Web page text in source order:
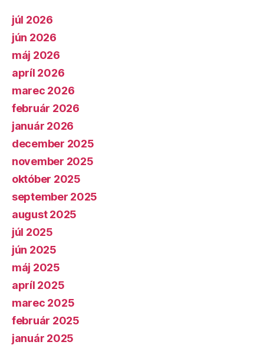
júl 2026
jún 2026
máj 2026
apríl 2026
marec 2026
február 2026
január 2026
december 2025
november 2025
október 2025
september 2025
august 2025
júl 2025
jún 2025
máj 2025
apríl 2025
marec 2025
február 2025
január 2025